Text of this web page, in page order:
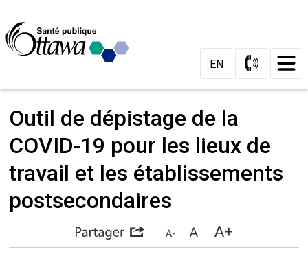
Content
EN
Outil de dépistage de la
COVID-19 pour les lieux de
travail et les établissements
postsecondaires